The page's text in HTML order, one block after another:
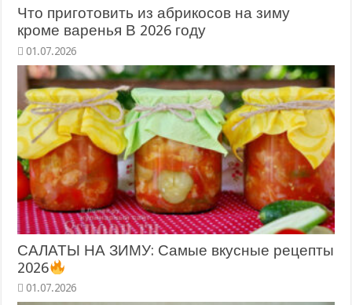
Что приготовить из абрикосов на зиму
кроме варенья В 2026 году
САЛАТЫ НА ЗИМУ: Самые вкусные рецепты
2026